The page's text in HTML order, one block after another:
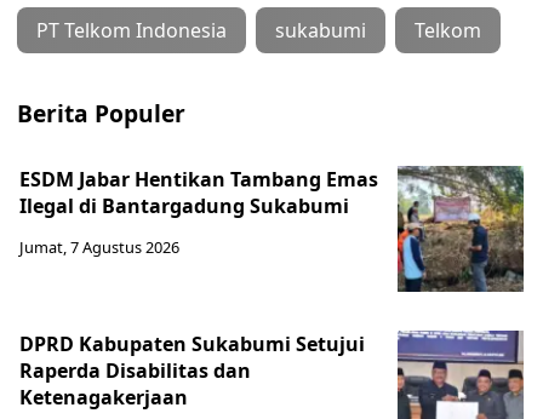
PT Telkom Indonesia sukabumi Telkom
Berita Populer
ESDM Jabar Hentikan Tambang Emas
Ilegal di Bantargadung Sukabumi
Jumat, 7 Agustus 2026
DPRD Kabupaten Sukabumi Setujui
Raperda Disabilitas dan
Ketenagakerjaan